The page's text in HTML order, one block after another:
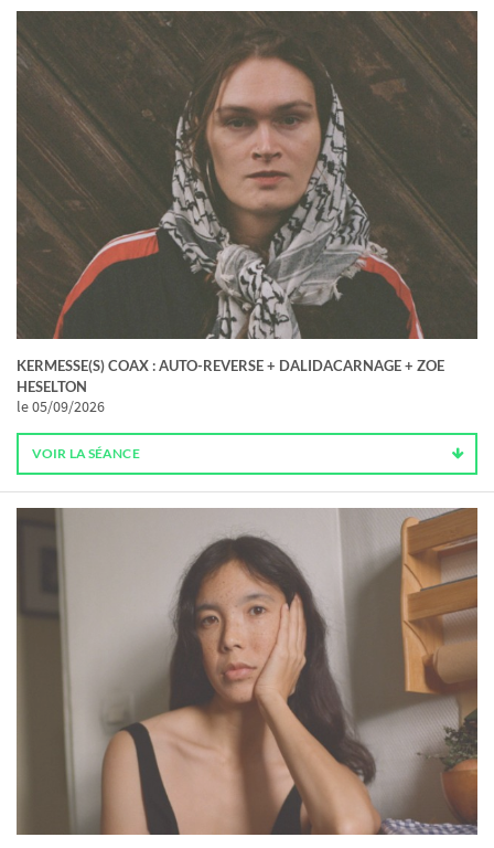
KERMESSE(S) COAX : AUTO-REVERSE + DALIDACARNAGE + ZOE
HESELTON
le 05/09/2026
VOIR LA SÉANCE